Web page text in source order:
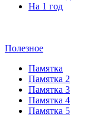
На 1 год
Полезное
Памятка
Памятка 2
Памятка 3
Памятка 4
Памятка 5